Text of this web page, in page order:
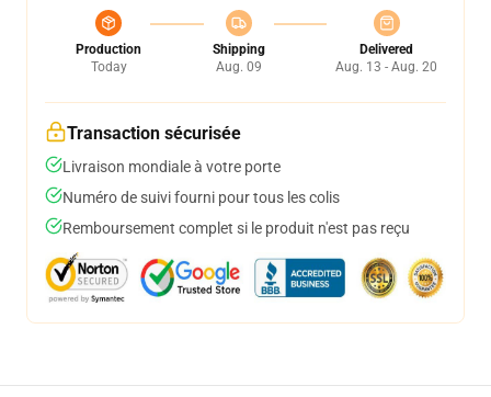
Production
Today
Shipping
Aug. 09
Delivered
Aug. 13 - Aug. 20
Transaction sécurisée
Livraison mondiale à votre porte
Numéro de suivi fourni pour tous les colis
Remboursement complet si le produit n'est pas reçu